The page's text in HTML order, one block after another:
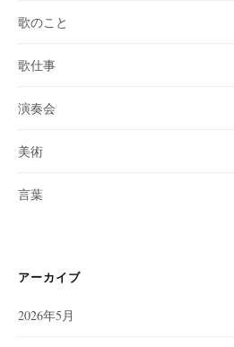
歌のこと
歌仕事
演奏会
美術
言葉
アーカイブ
2026年5月